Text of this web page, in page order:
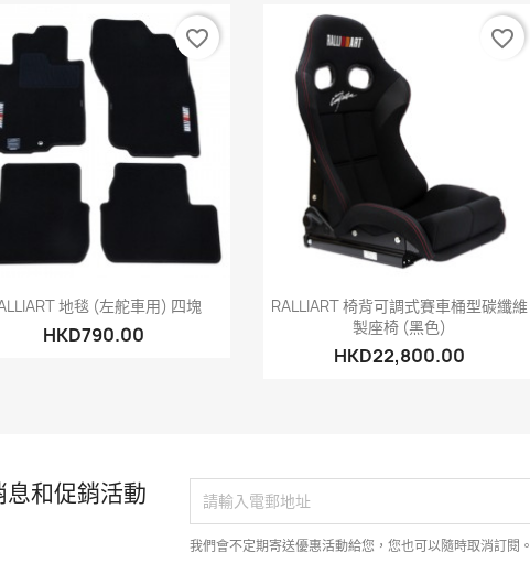
快速查看
地毯 (左舵車用) 四塊
HKD790.00
favorite_border
快速查看
RALLIART 椅背可調式賽車桶型碳纖維
製座椅 (黑色)
HKD22,800.00
favorite_border
和促銷活動
我們會不定期寄送優惠活動給您，您也可以隨時取消訂閱。